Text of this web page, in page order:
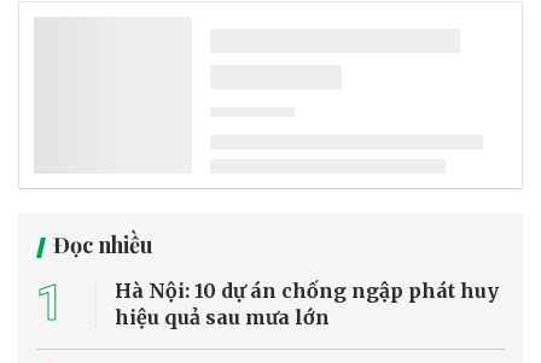
Đọc nhiều
1
Hà Nội: 10 dự án chống ngập phát huy
hiệu quả sau mưa lớn